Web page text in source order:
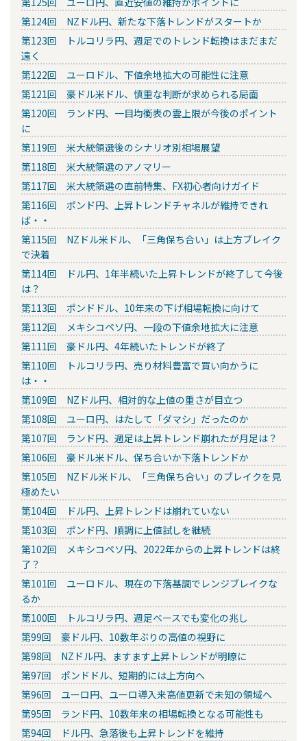
第124回 NZドル円、新たな下落トレンドがスタートか
第123回 トルコリラ円、週足でのトレンド転換はまだまだ
遠く
第122回 ユーロドル、下値余地拡大の可能性に注意
第121回 豪ドル米ドル、慎重な判断が求められる局面
第120回 ランド円、一目均衡表の雲上限が今後のポイント
に
第119回 米大統領選後のシナリオ別相場展望
第118回 米大統領選のアノマリー
第117回 米大統領選の直前特集、FX初心者向けガイド
第116回 ポンド円、上昇トレンドチャネルが維持できれ
ば・・
第115回 NZドル米ドル、「三角保ち合い」は上方ブレイク
で決着
第114回 ドル円、1年半続いた上昇トレンドが終了して今後
は？
第113回 ポンドドル、10年来の下げ相場転換に向けて
第112回 メキシコペソ円、一段の下値余地拡大に注意
第111回 豪ドル円、4年続いたトレンドが終了
第110回 トルコリラ円、売り材料豊富で買い向かうに
は・・
第109回 NZドル円、相対的な上値の重さが目立つ
第108回 ユーロ円、はたして「ダマシ」だったのか
第107回 ランド円、週足は上昇トレンド崩れたが月足は？
第106回 豪ドル米ドル、保ち合いか下落トレンドか
第105回 NZドル米ドル、「三角保ち合い」のブレイクを見
極めたい
第104回 ドル円、上昇トレンドは崩れていない
第103回 ポンド円、順調に上値試しを継続
第102回 メキシコペソ円、2022年からの上昇トレンドは終
了？
第101回 ユーロドル、現在の下落基調でレンジブレイクな
るか
第100回 トルコリラ円、週足ベースでも変化の兆し
第99回 豪ドル円、10数年ぶりの高値の視野に
第98回 NZドル円、ますます上昇トレンドが明瞭に
第97回 ポンドドル、短期的には上方向へ
第96回 ユーロ円、ユーロ導入来高値更新で未知の領域へ
第95回 ランド円、10数年来の相場転換となる可能性も
第94回 ドル円、急落後も上昇トレンドを維持